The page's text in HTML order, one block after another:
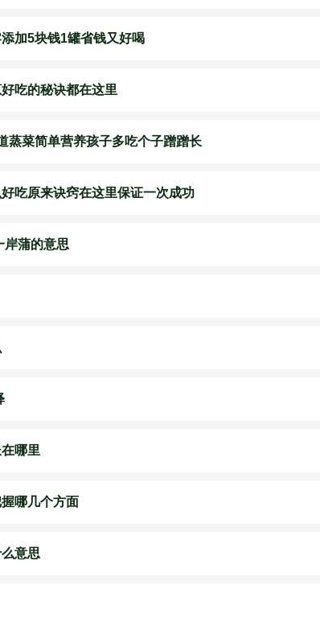
加5块钱1罐省钱又好喝
吃的秘诀都在这里
蒸菜简单营养孩子多吃个子蹭蹭长
吃原来诀窍在这里保证一次成功
岸蒲的意思
哪里
哪几个方面
意思